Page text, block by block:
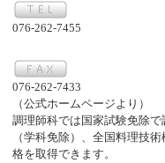
076-262-7455
076-262-7433
（公式ホームページより）
調理師科では国家試験免除
（学科免除）、全国料理技
格を取得できます。